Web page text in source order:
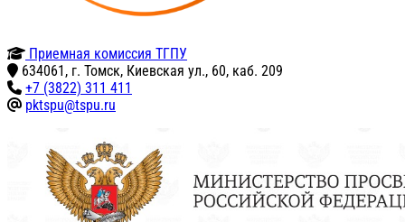
Приемная комиссия ТГПУ
634061, г. Томск, Киевская ул., 60, каб. 209
+7 (3822) 311 411
pktspu@tspu.ru